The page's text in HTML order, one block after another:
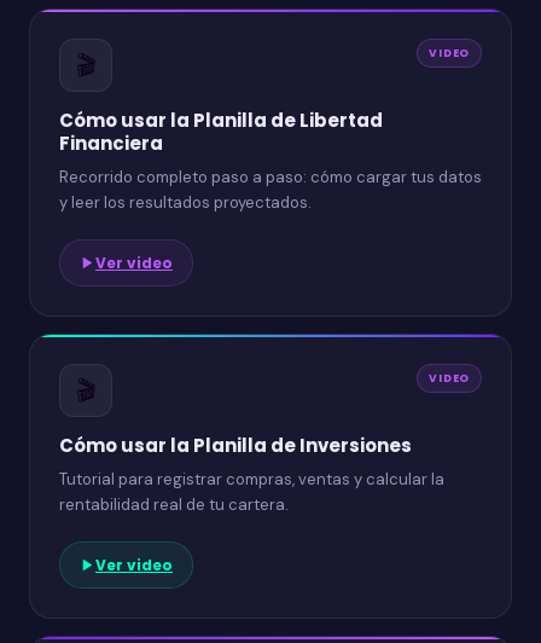
🎬 VIDEO
Cómo usar la Planilla de Libertad
Financiera
Recorrido completo paso a paso: cómo cargar tus datos
y leer los resultados proyectados.
Ver video
🎬 VIDEO
Cómo usar la Planilla de Inversiones
Tutorial para registrar compras, ventas y calcular la
rentabilidad real de tu cartera.
Ver video